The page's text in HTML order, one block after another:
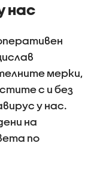
нас
мерки,
с и без
у нас.
на
по